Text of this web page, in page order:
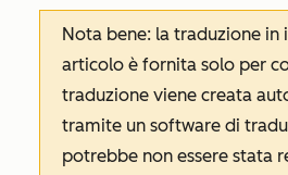
Nota bene: la traduzione in
articolo è fornita solo per
traduzione viene creata
tramite un software di
potrebbe non essere stata